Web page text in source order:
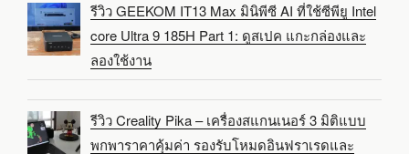
รีวิว GEEKOM IT13 Max มินิพีซี AI ที่ใช้ซีพียู Intel
core Ultra 9 185H Part 1: ดูสเปค แกะกล่องและ
ลองใช้งาน
รีวิว Creality Pika – เครื่องสแกนเนอร์ 3 มิติแบบ
พกพาราคาคุ้มค่า รองรับโหมดอินฟราเรดและ